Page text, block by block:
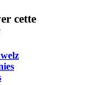
cette